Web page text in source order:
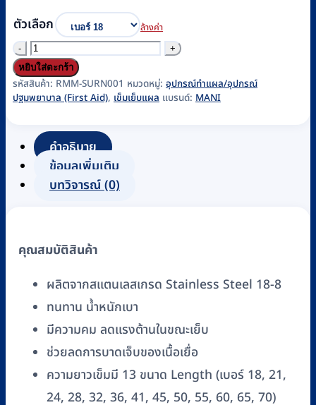
ตัวเลือก
ล้างค่า
จำนวน
เข็ม
เย็บ
แผล
รุ่น
SE-
70
ชิ้น/
ซอง)
ชิ้น
หยิบใส่ตะกร้า
รหัสสินค้า: RMM-SURN001 หมวดหมู่: อุปกรณ์ทำแผล/อุปกรณ์
ปฐมพยาบาล (First Aid), เข็มเย็บแผล แบรนด์: MANI
คำอธิบาย
ข้อมูลเพิ่มเติม
บทวิจารณ์ (0)
คุณสมบัติสินค้า
ผลิตจากสแตนเลสเกรด Stainless Steel 18-8
ทนทาน น้ำหนักเบา
มีความคม ลดแรงต้านในขณะเย็บ
ช่วยลดการบาดเจ็บของเนื้อเยื่อ
ความยาวเข็มมี 13 ขนาด Length (เบอร์ 18, 21,
24, 28, 32, 36, 41, 45, 50, 55, 60, 65, 70)